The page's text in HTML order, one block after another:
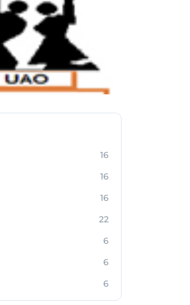
16
16
16
22
6
6
6